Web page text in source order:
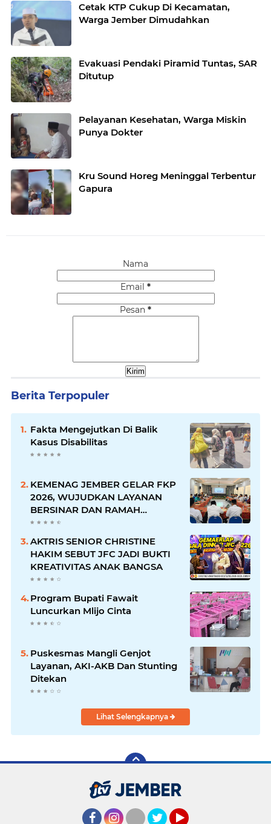
Cetak KTP Cukup Di Kecamatan,
Warga Jember Dimudahkan
Evakuasi Pendaki Piramid Tuntas, SAR
Ditutup
Pelayanan Kesehatan, Warga Miskin
Punya Dokter
Kru Sound Horeg Meninggal Terbentur
Gapura
Nama
Email *
Pesan *
Berita Terpopuler
Fakta Mengejutkan Di Balik
Kasus Disabilitas
KEMENAG JEMBER GELAR FKP
2026, WUJUDKAN LAYANAN
BERSINAR DAN RAMAH
DISABILITAS
AKTRIS SENIOR CHRISTINE
HAKIM SEBUT JFC JADI BUKTI
KREATIVITAS ANAK BANGSA
Program Bupati Fawait
Luncurkan Mlijo Cinta
Puskesmas Mangli Genjot
Layanan, AKI-AKB Dan Stunting
Ditekan
Lihat Selengkapnya